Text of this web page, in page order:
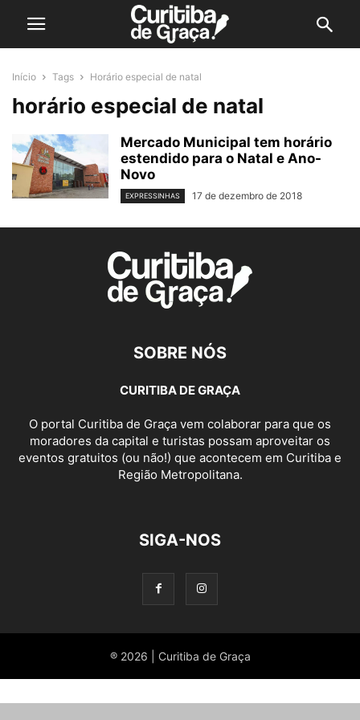
Início Tags Horário especial de natal
horário especial de natal
Mercado Municipal tem horário
estendido para o Natal e Ano-
Novo
EXPRESSINHAS 17 de dezembro de 2018
SOBRE NÓS
CURITIBA DE GRAÇA
O portal Curitiba de Graça vem colaborar para que os
moradores da capital e turistas possam aproveitar os
eventos gratuitos (ou não!) que acontecem em Curitiba e
Região Metropolitana.
SIGA-NOS
® 2026 | Curitiba de Graça